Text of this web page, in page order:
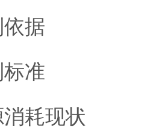
据
准
耗现状